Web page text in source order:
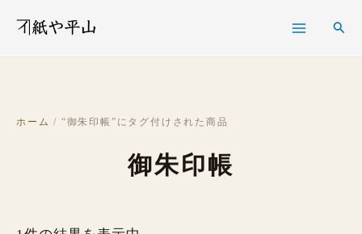
検
索
ホーム / “御朱印帳”にタグ付けされた商品
御朱印帳